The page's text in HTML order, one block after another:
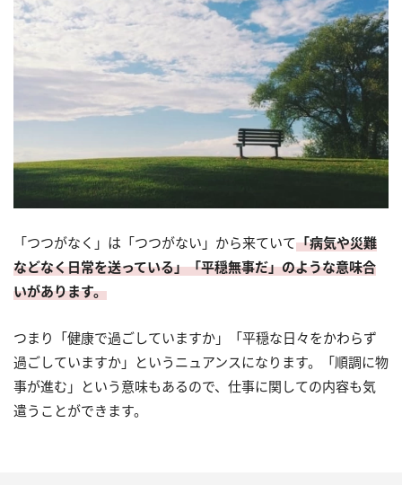
「つつがなく」は「つつがない」から来ていて「病気や災難
などなく日常を送っている」「平穏無事だ」のような意味合
いがあります。
つまり「健康で過ごしていますか」「平穏な日々をかわらず
過ごしていますか」というニュアンスになります。「順調に物
事が進む」という意味もあるので、仕事に関しての内容も気
遣うことができます。